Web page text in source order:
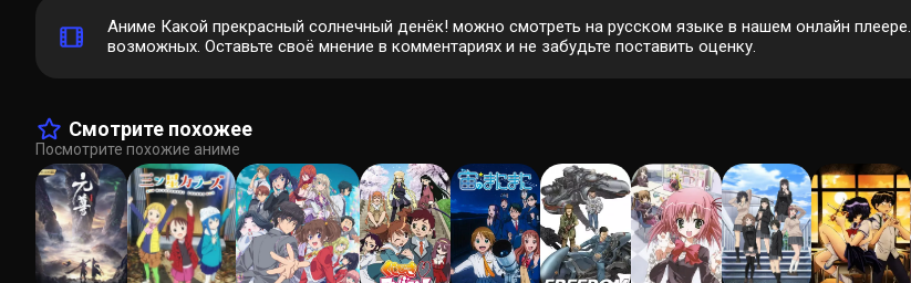
Аниме Какой прекрасный солнечный денёк! можно смотреть на русском языке в нашем онлайн плеере.
возможных. Оставьте своё мнение в комментариях и не забудьте поставить оценку.
Смотрите похожее
Посмотрите похожие аниме